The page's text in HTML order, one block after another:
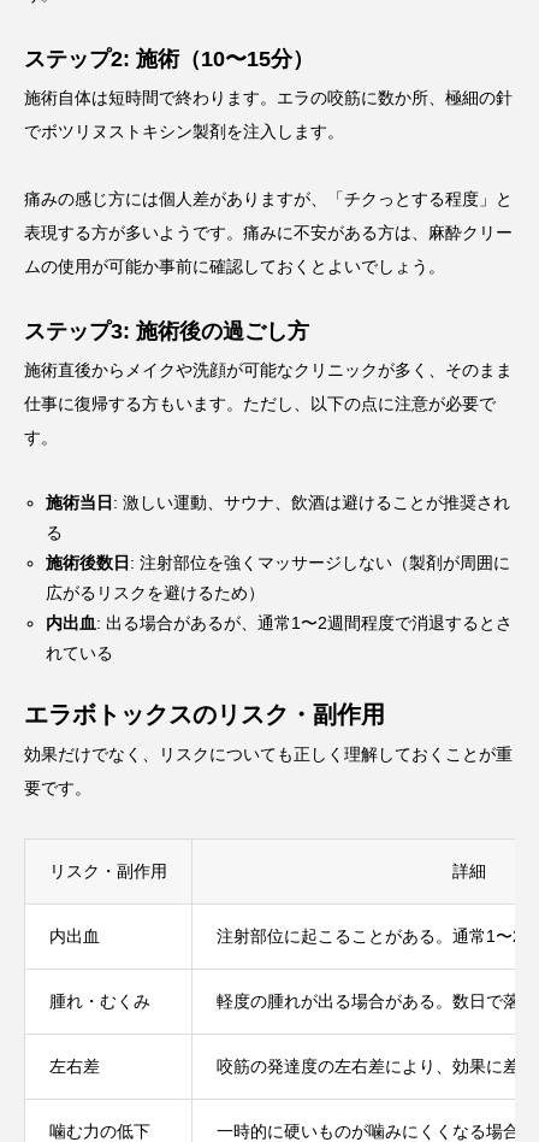
ステップ2: 施術（10〜15分）
施術自体は短時間で終わります。エラの咬筋に数か所、極細の針
でボツリヌストキシン製剤を注入します。
痛みの感じ方には個人差がありますが、「チクっとする程度」と
表現する方が多いようです。痛みに不安がある方は、麻酔クリー
ムの使用が可能か事前に確認しておくとよいでしょう。
ステップ3: 施術後の過ごし方
施術直後からメイクや洗顔が可能なクリニックが多く、そのまま
仕事に復帰する方もいます。ただし、以下の点に注意が必要で
す。
施術当日 : 激しい運動、サウナ、飲酒は避けることが推奨され
る
施術後数日 : 注射部位を強くマッサージしない（製剤が周囲に
広がるリスクを避けるため）
内出血: 出る場合があるが、通常1〜2週間程度で消退するとさ
れている
エラボトックスのリスク・副作用
効果だけでなく、リスクについても正しく理解しておくことが重
要です。
リスク・副作用 詳細
内出血 注射部位に起こることがある。通常1〜2
腫れ・むくみ 軽度の腫れが出る場合がある。数日で落
左右差 咬筋の発達度の左右差により、効果に差
噛む力の低下 一時的に硬いものが噛みにくくなる場合